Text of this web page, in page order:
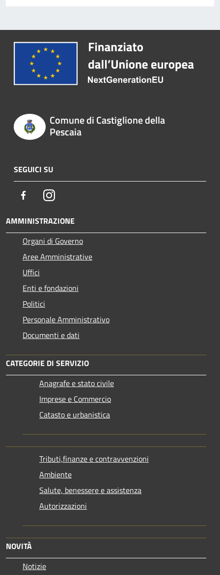
Comune di Castiglione della
Pescaia
SEGUICI SU
FacebookInstagram
AMMINISTRAZIONE
Organi di Governo
Aree Amministrative
Uffici
Enti e fondazioni
Politici
Personale Amministrativo
Documenti e dati
CATEGORIE DI SERVIZIO
Anagrafe e stato civile
Imprese e Commercio
Catasto e urbanistica
Tributi,finanze e contravvenzioni
Ambiente
Salute, benessere e assistenza
Autorizzazioni
NOVITÀ
Notizie